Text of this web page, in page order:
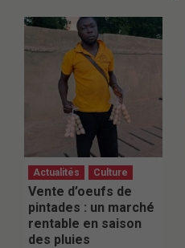
Actualités Culture
Vente d’oeufs de
pintades : un marché
rentable en saison
des pluies